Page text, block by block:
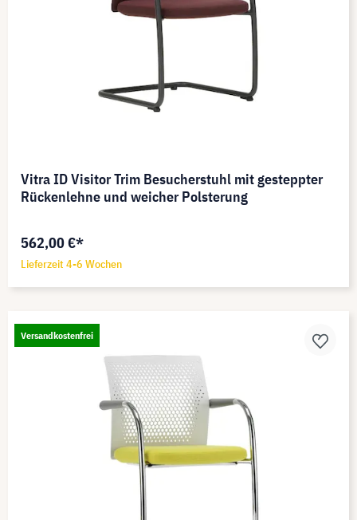
Vitra ID Visitor Trim Besucherstuhl mit gesteppter
Rückenlehne und weicher Polsterung
562,00 €*
Lieferzeit 4-6 Wochen
Versandkostenfrei